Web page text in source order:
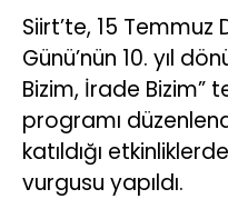
Siirt’te, 15 Temmuz
Günü’nün 10. yıl
Bizim, İrade Bizim”
programı
katıldığı
vurgusu yapıldı.